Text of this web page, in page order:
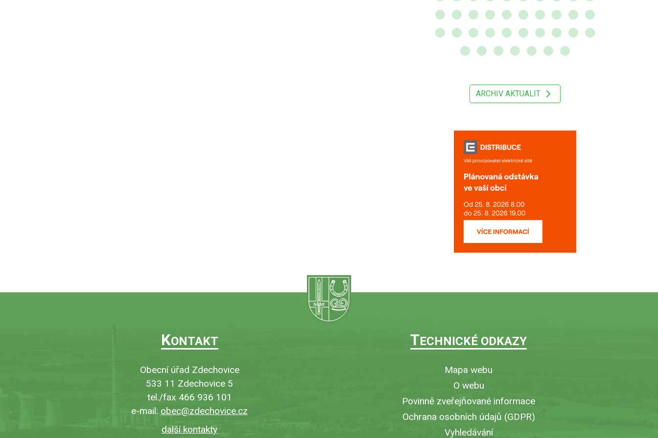
ARCHIV AKTUALIT
KONTAKT
Obecní úřad Zdechovice
533 11 Zdechovice 5
tel./fax 466 936 101
e-mail: obec@zdechovice.cz
další kontakty
TECHNICKÉ ODKAZY
Mapa webu
O webu
Povinně zveřejňované informace
Ochrana osobních údajů (GDPR)
Vyhledávání